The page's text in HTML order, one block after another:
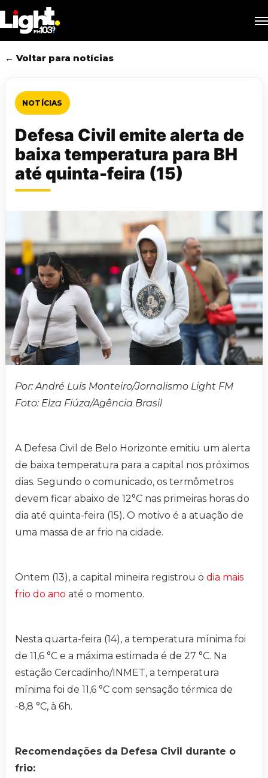
to
main
content
← Voltar para notícias
NOTÍCIAS
Defesa Civil emite alerta de
baixa temperatura para BH
até quinta-feira (15)
Por: André Luís Monteiro/Jornalismo Light FM
Foto: Elza Fiúza/Agência Brasil
A Defesa Civil de Belo Horizonte emitiu um alerta
de baixa temperatura para a capital nos próximos
dias. Segundo o comunicado, os termômetros
devem ficar abaixo de 12°C nas primeiras horas do
dia até quinta-feira (15). O motivo é a atuação de
uma massa de ar frio na cidade.
Ontem (13), a capital mineira registrou o dia mais
frio do ano até o momento.
Nesta quarta-feira (14), a temperatura mínima foi
de 11,6 °C e a máxima estimada é de 27 °C. Na
estação Cercadinho/INMET, a temperatura
mínima foi de 11,6 °C com sensação térmica de
-8,8 °C, à 6h.
Recomendações da Defesa Civil durante o
frio: